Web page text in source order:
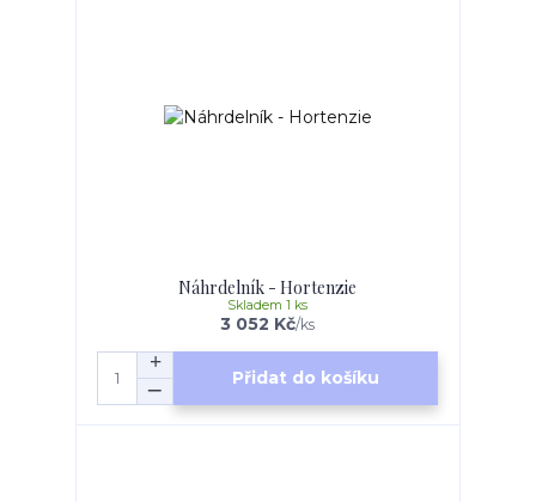
Náhrdelník - Hortenzie
3 052 Kč/ks
Skladem 1 ks
Přidat do košíku